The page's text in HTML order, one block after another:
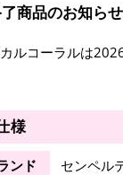
商品のお知らせ
ルコーラルは
様
ンド
センペル